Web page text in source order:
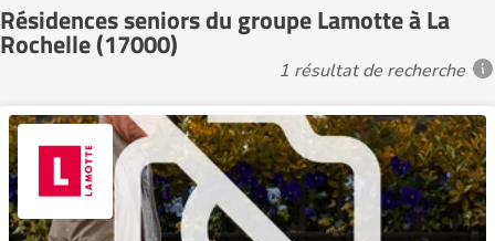
Résidences seniors du groupe Lamotte à La
Rochelle (17000)
1 résultat de recherche